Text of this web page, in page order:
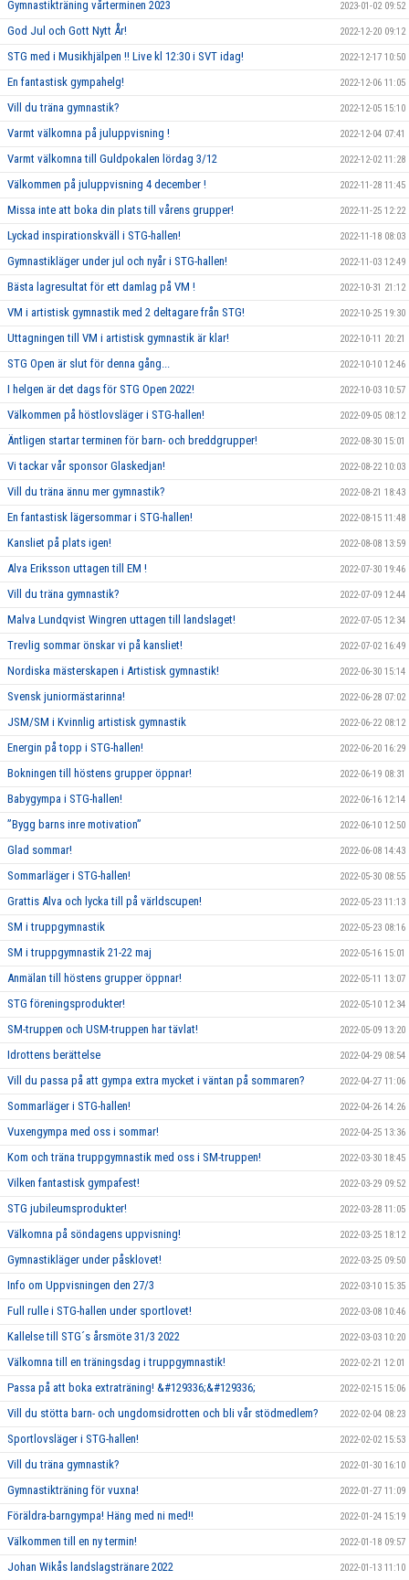
Gymnastikträning vårterminen 2023 2023-01-02 09:52
God Jul och Gott Nytt År! 2022-12-20 09:12
STG med i Musikhjälpen !! Live kl 12:30 i SVT idag! 2022-12-17 10:50
En fantastisk gympahelg! 2022-12-06 11:05
Vill du träna gymnastik? 2022-12-05 15:10
Varmt välkomna på juluppvisning ! 2022-12-04 07:41
Varmt välkomna till Guldpokalen lördag 3/12 2022-12-02 11:28
Välkommen på juluppvisning 4 december ! 2022-11-28 11:45
Missa inte att boka din plats till vårens grupper! 2022-11-25 12:22
Lyckad inspirationskväll i STG-hallen! 2022-11-18 08:03
Gymnastikläger under jul och nyår i STG-hallen! 2022-11-03 12:49
Bästa lagresultat för ett damlag på VM ! 2022-10-31 21:12
VM i artistisk gymnastik med 2 deltagare från STG! 2022-10-25 19:30
Uttagningen till VM i artistisk gymnastik är klar! 2022-10-11 20:21
STG Open är slut för denna gång... 2022-10-10 12:46
I helgen är det dags för STG Open 2022! 2022-10-03 10:57
Välkommen på höstlovsläger i STG-hallen! 2022-09-05 08:12
Äntligen startar terminen för barn- och breddgrupper! 2022-08-30 15:01
Vi tackar vår sponsor Glaskedjan! 2022-08-22 10:03
Vill du träna ännu mer gymnastik? 2022-08-21 18:43
En fantastisk lägersommar i STG-hallen! 2022-08-15 11:48
Kansliet på plats igen! 2022-08-08 13:59
Alva Eriksson uttagen till EM ! 2022-07-30 19:46
Vill du träna gymnastik? 2022-07-09 12:44
Malva Lundqvist Wingren uttagen till landslaget! 2022-07-05 12:34
Trevlig sommar önskar vi på kansliet! 2022-07-02 16:49
Nordiska mästerskapen i Artistisk gymnastik! 2022-06-30 15:14
Svensk juniormästarinna! 2022-06-28 07:02
JSM/SM i Kvinnlig artistisk gymnastik 2022-06-22 08:12
Energin på topp i STG-hallen! 2022-06-20 16:29
Bokningen till höstens grupper öppnar! 2022-06-19 08:31
Babygympa i STG-hallen! 2022-06-16 12:14
”Bygg barns inre motivation” 2022-06-10 12:50
Glad sommar! 2022-06-08 14:43
Sommarläger i STG-hallen! 2022-05-30 08:55
Grattis Alva och lycka till på världscupen! 2022-05-23 11:13
SM i truppgymnastik 2022-05-23 08:16
SM i truppgymnastik 21-22 maj 2022-05-16 15:01
Anmälan till höstens grupper öppnar! 2022-05-11 13:07
STG föreningsprodukter! 2022-05-10 12:34
SM-truppen och USM-truppen har tävlat! 2022-05-09 13:20
Idrottens berättelse 2022-04-29 08:54
Vill du passa på att gympa extra mycket i väntan på sommaren? 2022-04-27 11:06
Sommarläger i STG-hallen! 2022-04-26 14:26
Vuxengympa med oss i sommar! 2022-04-25 13:36
Kom och träna truppgymnastik med oss i SM-truppen! 2022-03-30 18:45
Vilken fantastisk gympafest! 2022-03-29 09:52
STG jubileumsprodukter! 2022-03-28 11:05
Välkomna på söndagens uppvisning! 2022-03-25 18:12
Gymnastikläger under påsklovet! 2022-03-25 09:50
Info om Uppvisningen den 27/3 2022-03-10 15:35
Full rulle i STG-hallen under sportlovet! 2022-03-08 10:46
Kallelse till STG´s årsmöte 31/3 2022 2022-03-03 10:20
Välkomna till en träningsdag i truppgymnastik! 2022-02-21 12:01
Passa på att boka extraträning! &#129336;&#129336; 2022-02-15 15:06
Vill du stötta barn- och ungdomsidrotten och bli vår stödmedlem? 2022-02-04 08:23
Sportlovsläger i STG-hallen! 2022-02-02 15:53
Vill du träna gymnastik? 2022-01-30 16:10
Gymnastikträning för vuxna! 2022-01-27 11:09
Föräldra-barngympa! Häng med ni med!! 2022-01-24 15:19
Välkommen till en ny termin! 2022-01-18 09:57
Johan Wikås landslagstränare 2022 2022-01-13 11:10